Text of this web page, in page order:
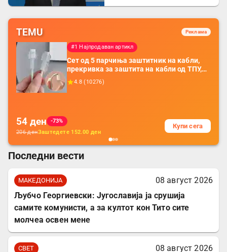
TEMU Реклама
#1 Најпродаван артикл
Сет од 5 парчиња заштитник на кабли,
прекривка за заштита на кабли од ТПУ,
додатоци за заштита на кабли, без
батерија, за мобилни телефони, комплет
4.8 (10276)
54 ден
-73%
206денЗаштедете 152.00 ден
Купи сега
Последни вести
МАКЕДОНИЈА
08 август 2026
Љубчо Георгиевски: Југославија ја срушија
самите комунисти, а за култот кон Тито сите
молчеа освен мене
СВЕТ 08 август 2026